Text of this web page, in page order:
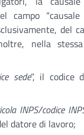
campo
del
nella
sede”, il codice
INPS/codice
datore di lavoro;